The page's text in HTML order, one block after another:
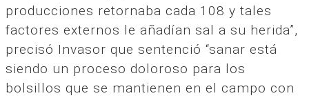
producciones retornaba cada 108 y tales
factores externos le añadían sal a su herida”,
precisó Invasor que sentenció “sanar está
siendo un proceso doloroso para los
bolsillos que se mantienen en el campo con